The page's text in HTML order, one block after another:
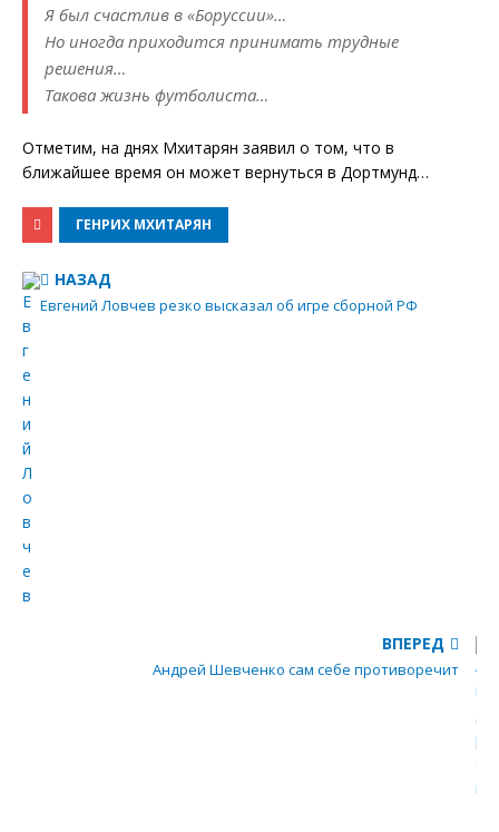
Я был счастлив в «Боруссии»…
Но иногда приходится принимать трудные
решения…
Такова жизнь футболиста…
Отметим, на днях Мхитарян заявил о том, что в
ближайшее время он может вернуться в Дортмунд…
ГЕНРИХ МХИТАРЯН
НАЗАД
Евгений Ловчев резко высказал об игре сборной РФ
ВПЕРЕД
Андрей Шевченко сам себе противоречит